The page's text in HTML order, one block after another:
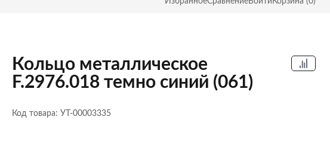
Кольцо металлическое
F.2976.018 темно синий (061)
Код товара: УТ-00003335